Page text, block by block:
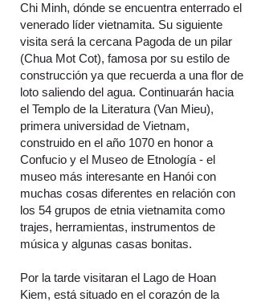
Chi Minh, dónde se encuentra enterrado el
venerado líder vietnamita. Su siguiente
visita será la cercana Pagoda de un pilar
(Chua Mot Cot), famosa por su estilo de
construcción ya que recuerda a una flor de
loto saliendo del agua. Continuarán hacia
el Templo de la Literatura (Van Mieu),
primera universidad de Vietnam,
construido en el año 1070 en honor a
Confucio y el Museo de Etnología - el
museo más interesante en Hanói con
muchas cosas diferentes en relación con
los 54 grupos de etnia vietnamita como
trajes, herramientas, instrumentos de
música y algunas casas bonitas.
Por la tarde visitaran el Lago de Hoan
Kiem, está situado en el corazón de la